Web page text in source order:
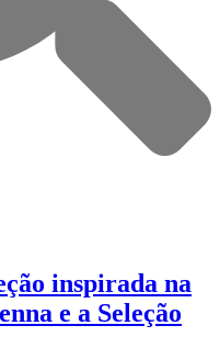
inspirada na
e a Seleção